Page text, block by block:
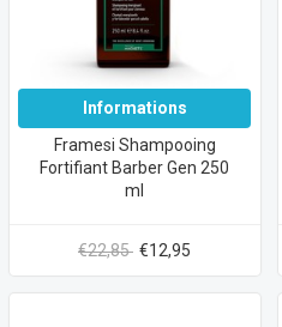
Informations
Framesi Shampooing
Fortifiant Barber Gen 250
ml
€22,85 €12,95